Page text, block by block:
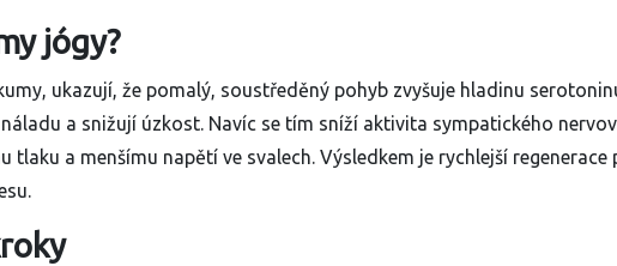
jógy?
ukazují, že pomalý, soustředěný pohyb zvyšuje hladinu
a snižují úzkost. Navíc se tím sníží aktivita sympatického
tlaku a menšímu napětí ve svalech. Výsledkem je rychlejší regenerace